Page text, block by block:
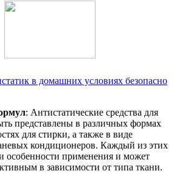
в домашних условиях безопасно
: Антистатические средства для
представлены в различных формах
для стирки, а также в виде
кондиционеров. Каждый из этих
особенности применения и может
в зависимости от типа ткани.